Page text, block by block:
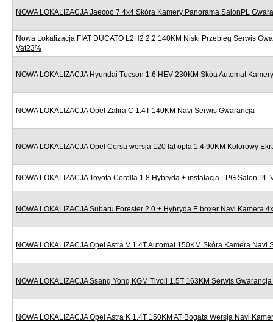
NOWA LOKALIZACJA Jaecoo 7 4x4 Skóra Kamery Panorama SalonPL
Nowa Lokalizacja FIAT DUCATO L2H2 2,2 140KM Niski Przebieg Serwis
Vat23%
NOWA LOKALIZACJA Hyundai Tucson 1.6 HEV 230KM Skóa Automat
NOWA LOKALIZACJA Opel Zafira C 1.4T 140KM Navi Serwis Gwarancja
NOWA LOKALIZACJA Opel Corsa wersja 120 lat opla 1.4 90KM Kolorowy
NOWA LOKALIZACJA Toyota Corolla 1.8 Hybryda + instalacja LPG Salon PL
NOWA LOKALIZACJA Subaru Forester 2.0 + Hybryda E boxer Navi Kamera
NOWA LOKALIZACJA Opel Astra V 1.4T Automat 150KM Skóra Kamera Navi
NOWA LOKALIZACJA Ssang Yong KGM Tivoli 1.5T 163KM Serwis
NOWA LOKALIZACJA Opel Astra K 1.4T 150KM AT Bogata Wersja Navi